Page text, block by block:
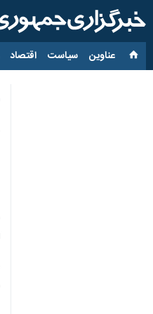
عناوین‌ سیاست اقتصاد